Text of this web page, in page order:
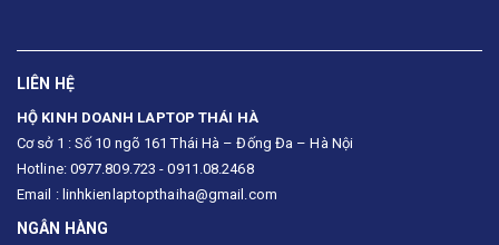
LIÊN HỆ
HỘ KINH DOANH LAPTOP THÁI HÀ
Cơ sở 1 : Số 10 ngõ 161 Thái Hà – Đống Đa – Hà Nội
Hotline: 0977.809.723 - 0911.08.2468
Email : linhkienlaptopthaiha@gmail.com
NGÂN HÀNG